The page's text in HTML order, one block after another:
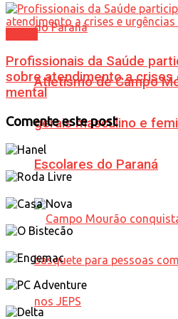
Atletismo de Campo
gerais masculino e
Escolares do Paraná
Profissionais da Saúde
sobre atendimento a crises
mental
Comente este post